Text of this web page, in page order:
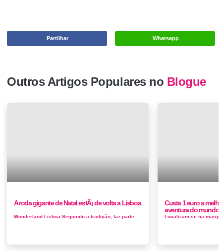
Whatsapp
Partilhar
Outros Artigos Populares no Blogue
A roda gigante de Natal estÃ¡ de volta a Lisboa
Custa 1 euro a
aventura do mundo